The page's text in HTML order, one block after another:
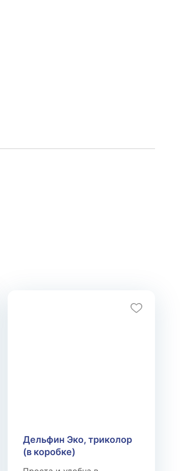
Дельфин Эко, триколор
(в коробке)